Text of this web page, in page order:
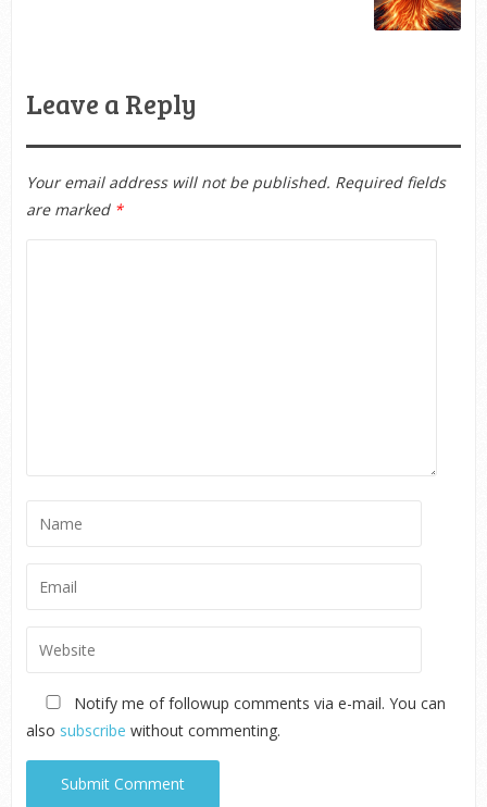
Leave a Reply
Your email address will not be published. Required fields
are marked *
Notify me of followup comments via e-mail. You can
also subscribe without commenting.